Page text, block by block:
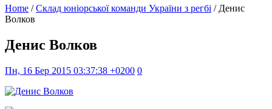
Home / Склад юніорської команди України з регбі / Денис
Волков
Денис Волков
Пн, 16 Бер 2015 03:37:38 +0200 0